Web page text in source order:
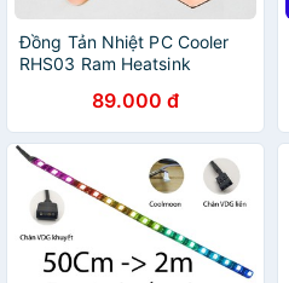
Đồng Tản Nhiệt PC Cooler
RHS03 Ram Heatsink
89.000 đ